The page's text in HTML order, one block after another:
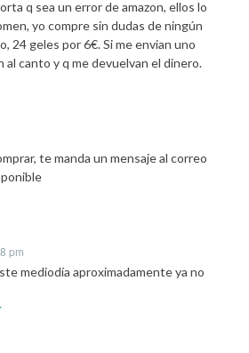
q sea un error de amazon, ellos lo
yo compre sin dudas de ningún
24 geles por 6€. Si me envian uno
al canto y q me devuelvan el dinero.
te manda un mensaje al correo
pm
mediodía aproximadamente ya no